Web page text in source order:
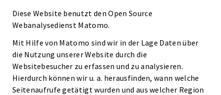
Diese Website benutzt den Open Source
Webanalysedienst Matomo.
Mit Hilfe von Matomo sind wir in der Lage Daten über
die Nutzung unserer Website durch die
Websitebesucher zu erfassen und zu analysieren.
Hierdurch können wir u. a. herausfinden, wann welche
Seitenaufrufe getätigt wurden und aus welcher Region